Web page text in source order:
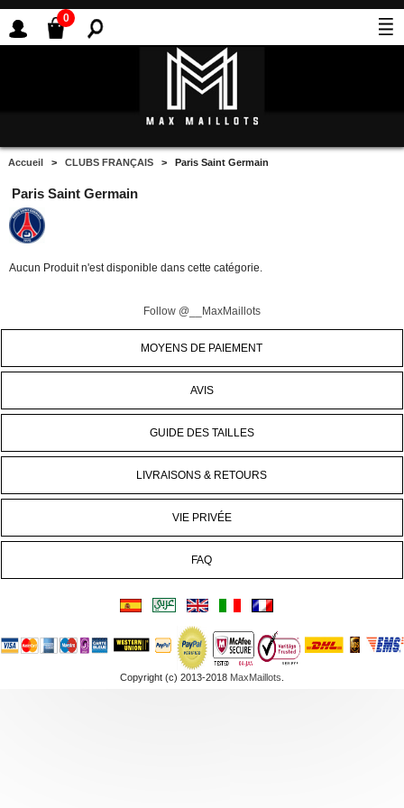
0
Accueil >CLUBS FRANÇAIS > Paris Saint Germain
Paris Saint Germain
Aucun Produit n'est disponible dans cette catégorie.
Follow @__MaxMaillots
MOYENS DE PAIEMENT
AVIS
GUIDE DES TAILLES
LIVRAISONS & RETOURS
VIE PRIVÉE
FAQ
Copyright (c) 2013-2018 MaxMaillots